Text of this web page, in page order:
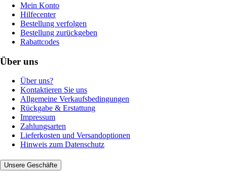
Mein Konto
Hilfecenter
Bestellung verfolgen
Bestellung zurückgeben
Rabattcodes
Über uns
Über uns?
Kontaktieren Sie uns
Allgemeine Verkaufsbedingungen
Rückgabe & Erstattung
Impressum
Zahlungsarten
Lieferkosten und Versandoptionen
Hinweis zum Datenschutz
Unsere Geschäfte